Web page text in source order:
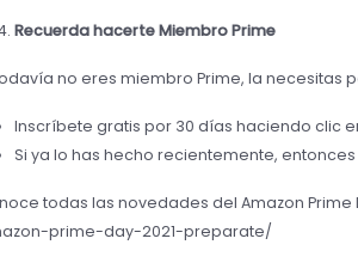
Recuerda hacerte Miembro Prime
no eres miembro Prime, la
Inscríbete gratis por 30 días haciendo clic
Si ya lo has hecho recientemente,
todas las novedades del Amazon
prime-day-2021-preparate/